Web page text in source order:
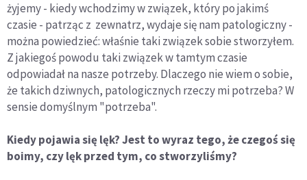
żyjemy - kiedy wchodzimy w związek, który po jakimś
czasie - patrząc z zewnatrz, wydaje się nam patologiczny -
można powiedzieć: właśnie taki związek sobie stworzyłem.
Z jakiegoś powodu taki związek w tamtym czasie
odpowiadał na nasze potrzeby. Dlaczego nie wiem o sobie,
że takich dziwnych, patologicznych rzeczy mi potrzeba? W
sensie domyślnym "potrzeba".
Kiedy pojawia się lęk? Jest to wyraz tego, że czegoś się
boimy, czy lęk przed tym, co stworzyliśmy?